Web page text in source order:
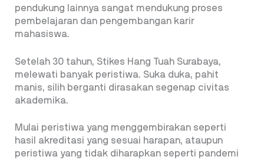
pendukung lainnya sangat mendukung proses
pembelajaran dan pengembangan karir
mahasiswa.
Setelah 30 tahun, Stikes Hang Tuah Surabaya,
melewati banyak peristiwa. Suka duka, pahit
manis, silih berganti dirasakan segenap civitas
akademika.
Mulai peristiwa yang menggembirakan seperti
hasil akreditasi yang sesuai harapan, ataupun
peristiwa yang tidak diharapkan seperti pandemi